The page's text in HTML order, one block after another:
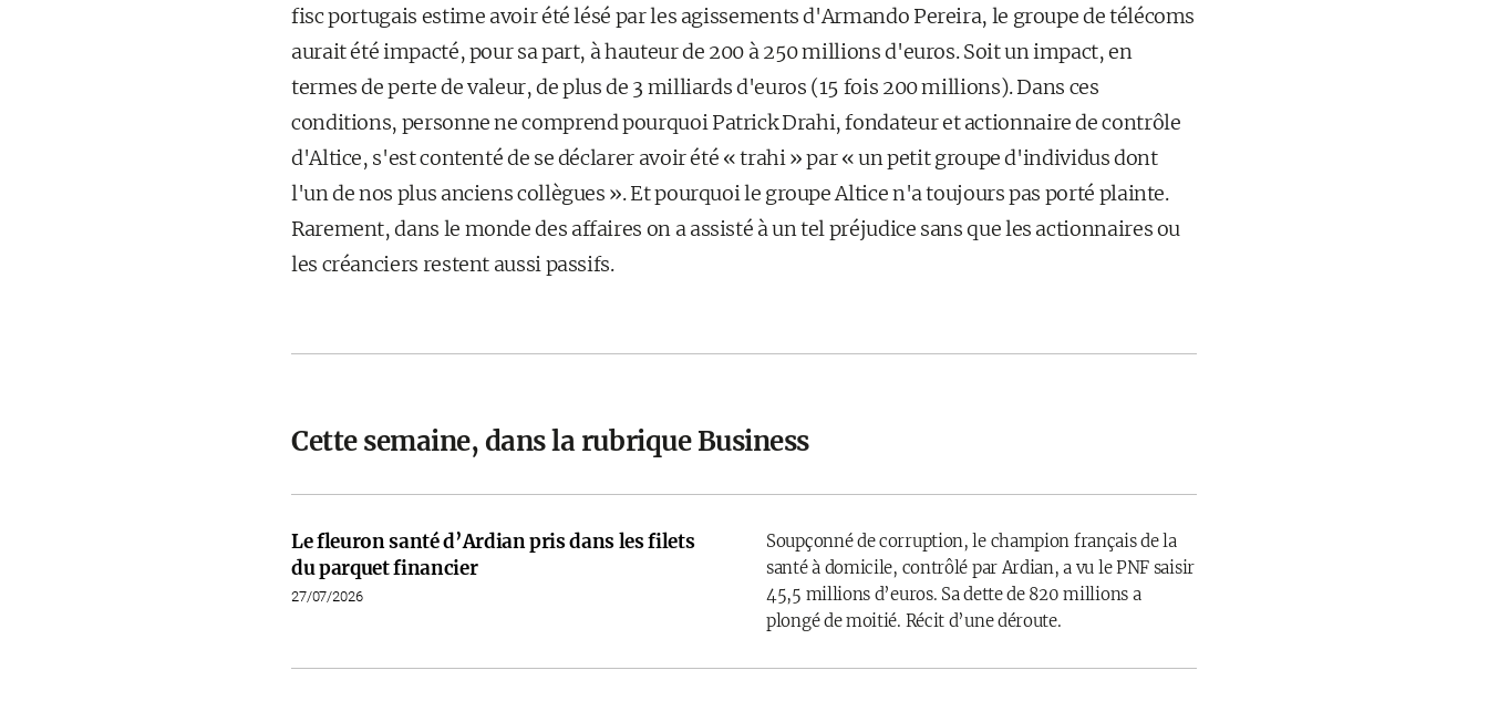
fisc portugais estime avoir été lésé par les agissements d'Armando Pereira, le groupe de télécoms
aurait été impacté, pour sa part, à hauteur de 200 à 250 millions d'euros. Soit un impact, en
termes de perte de valeur, de plus de 3 milliards d'euros (15 fois 200 millions). Dans ces
conditions, personne ne comprend pourquoi Patrick Drahi, fondateur et actionnaire de contrôle
d'Altice, s'est contenté de se déclarer avoir été « trahi » par « un petit groupe d'individus dont
l'un de nos plus anciens collègues ». Et pourquoi le groupe Altice n'a toujours pas porté plainte.
Rarement, dans le monde des affaires on a assisté à un tel préjudice sans que les actionnaires ou
les créanciers restent aussi passifs.
Cette semaine, dans la rubrique Business
Le fleuron santé d’Ardian pris dans les filets
du parquet financier
27/07/2026
Soupçonné de corruption, le champion français de la
santé à domicile, contrôlé par Ardian, a vu le PNF saisir
45,5 millions d’euros. Sa dette de 820 millions a
plongé de moitié. Récit d’une déroute.